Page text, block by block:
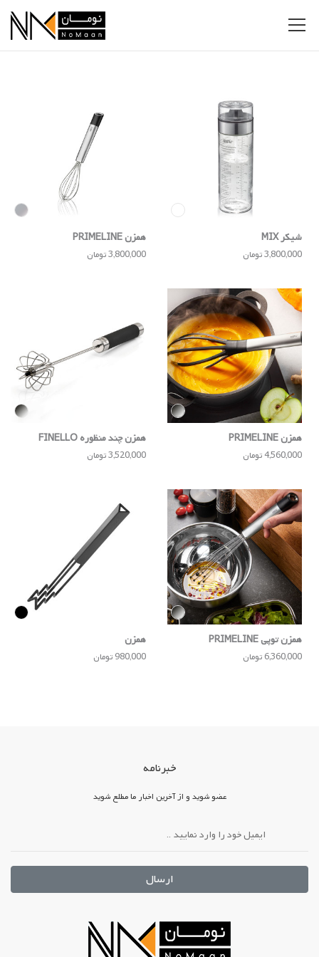
شیکر MIX
3,800,000 تومان
همزن PRIMELINE
3,800,000 تومان
همزن PRIMELINE
4,560,000 تومان
همزن چند منظوره FINELLO
3,520,000 تومان
همزن توپی PRIMELINE
6,360,000 تومان
همزن
980,000 تومان
خبرنامه
عضو شوید و از آخرین اخبار ما مطلع شوید
ارسال